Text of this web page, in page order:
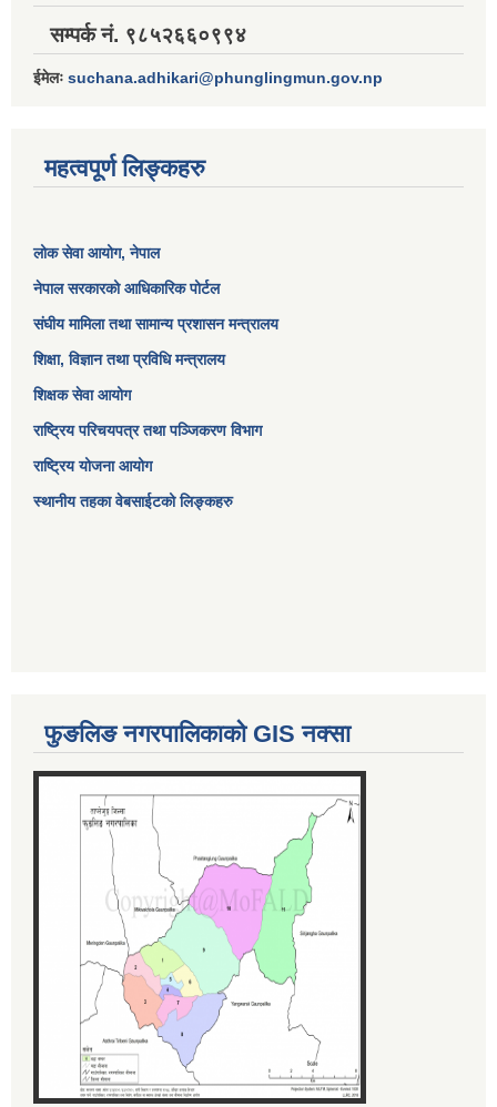
सम्पर्क नं. ९८५२६६०९९४
ईमेलः suchana.adhikari@phunglingmun.gov.np
महत्वपूर्ण लिङ्कहरु
लोक सेवा आयोग, नेपाल
नेपाल सरकारको आधिकारिक पोर्टल
संघीय मामिला तथा सामान्य प्रशासन मन्त्रालय
शिक्षा, विज्ञान तथा प्रविधि मन्त्रालय
शिक्षक सेवा आयोग
राष्ट्रिय परिचयपत्र तथा पञ्जिकरण विभाग
राष्ट्रिय योजना आयोग
स्थानीय तहका वेबसाईटको लिङ्कहरु
फुङलिङ नगरपालिकाको GIS नक्सा